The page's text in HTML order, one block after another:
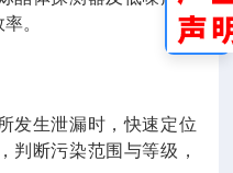
。
发生泄漏时，快速定位
判断污染范围与等级，